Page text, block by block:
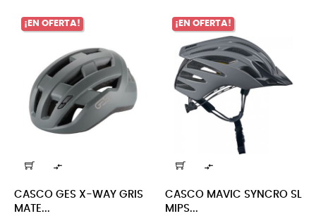
¡EN OFERTA!

CASCO GES X-WAY GRIS
MATE...
¡EN OFERTA!

CASCO MAVIC SYNCRO SL
MIPS...